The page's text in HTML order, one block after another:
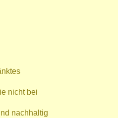
nicht bei
nachhaltig